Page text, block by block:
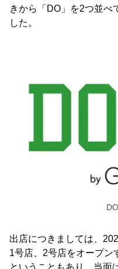
きから「DO」を2つ並べ
した。
出店につきましては、
1号店、2号店をオープン
ということもあり、当面